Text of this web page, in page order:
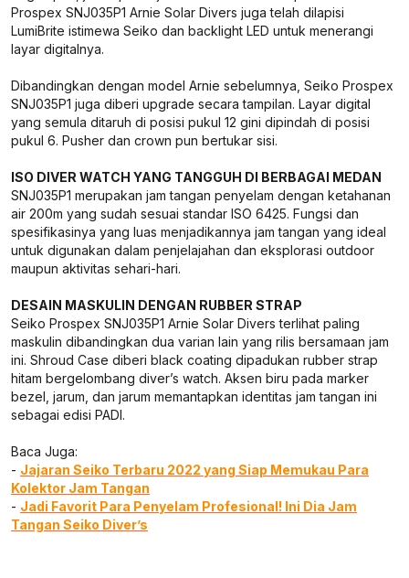
Prospex SNJ035P1 Arnie Solar Divers juga telah dilapisi
LumiBrite istimewa Seiko dan backlight LED untuk menerangi
layar digitalnya.
Dibandingkan dengan model Arnie sebelumnya, Seiko Prospex
SNJ035P1 juga diberi upgrade secara tampilan. Layar digital
yang semula ditaruh di posisi pukul 12 gini dipindah di posisi
pukul 6. Pusher dan crown pun bertukar sisi.
ISO DIVER WATCH YANG TANGGUH DI BERBAGAI MEDAN
SNJ035P1 merupakan jam tangan penyelam dengan ketahanan
air 200m yang sudah sesuai standar ISO 6425. Fungsi dan
spesifikasinya yang luas menjadikannya jam tangan yang ideal
untuk digunakan dalam penjelajahan dan eksplorasi outdoor
maupun aktivitas sehari-hari.
DESAIN MASKULIN DENGAN RUBBER STRAP
Seiko Prospex SNJ035P1 Arnie Solar Divers terlihat paling
maskulin dibandingkan dua varian lain yang rilis bersamaan jam
ini. Shroud Case diberi black coating dipadukan rubber strap
hitam bergelombang diver’s watch. Aksen biru pada marker
bezel, jarum, dan jarum memantapkan identitas jam tangan ini
sebagai edisi PADI.
Baca Juga:
- Jajaran Seiko Terbaru 2022 yang Siap Memukau Para
Kolektor Jam Tangan
- Jadi Favorit Para Penyelam Profesional! Ini Dia Jam
Tangan Seiko Diver’s